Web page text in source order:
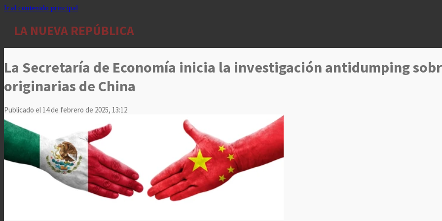
Ir al contenido principal
LA NUEVA REPÚBLICA
La Secretaría de Economía inicia la investigación antidumping
originarias de China
Publicado el 14 de febrero de 2025, 13:12